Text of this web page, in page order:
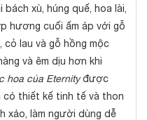
xù, húng quế, hoa lài,
hương cuối ấm áp với gỗ
cỏ lau và gỗ hồng mộc
và êm dịu hơn khi
hoa của Eternityđược
thiết kế tinh tế và thon
xảo, làm người dùng dễ